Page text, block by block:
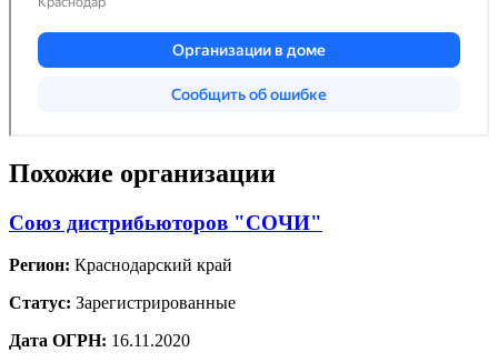
Похожие организации
Союз дистрибьюторов "СОЧИ"
Регион: Краснодарский край
Статус: Зарегистрированные
Дата ОГРН: 16.11.2020